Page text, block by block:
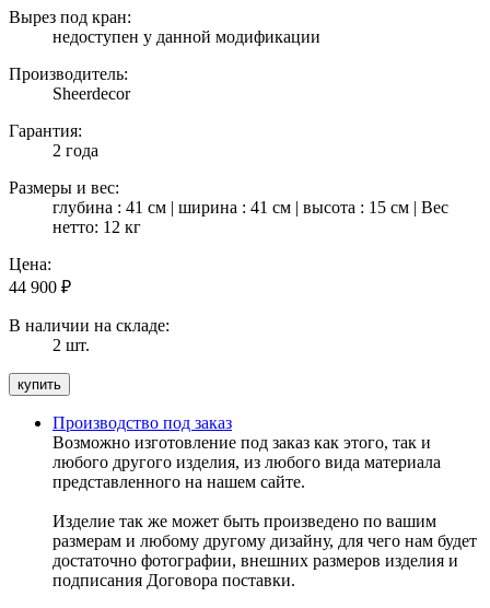
Вырез под кран:
недоступен у данной модификации
Производитель:
Sheerdecor
Гарантия:
2 года
Размеры и вес:
глубина : 41 см | ширина : 41 см | высота : 15 см | Вес
нетто: 12 кг
Цена:
44 900 ₽
В наличии на складе:
2 шт.
Производство под заказ
Возможно изготовление под заказ как этого, так и
любого другого изделия, из любого вида материала
представленного на нашем сайте.
Изделие так же может быть произведено по вашим
размерам и любому другому дизайну, для чего нам будет
достаточно фотографии, внешних размеров изделия и
подписания Договора поставки.